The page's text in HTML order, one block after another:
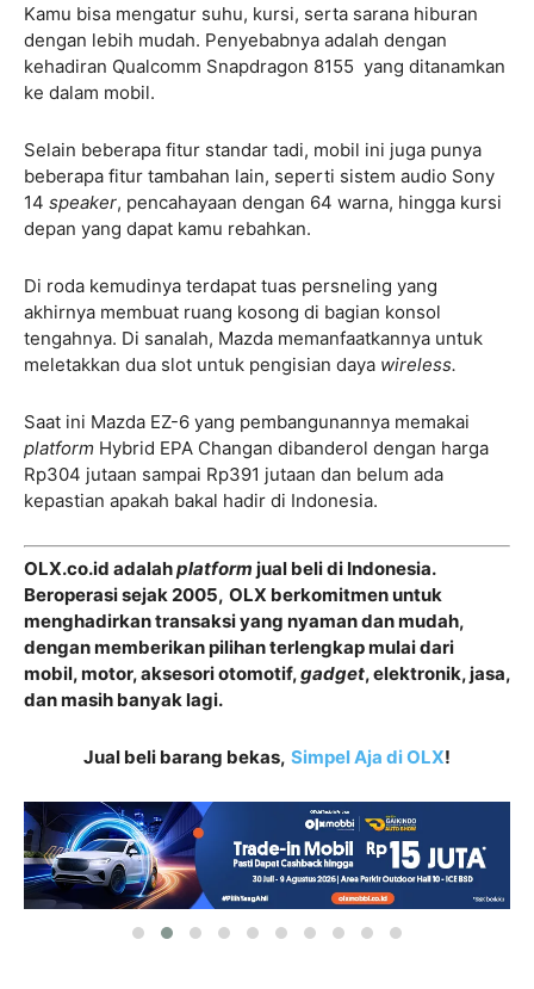
Kamu bisa mengatur suhu, kursi, serta sarana hiburan
dengan lebih mudah. Penyebabnya adalah dengan
kehadiran Qualcomm Snapdragon 8155 yang ditanamkan
ke dalam mobil.
Selain beberapa fitur standar tadi, mobil ini juga punya
beberapa fitur tambahan lain, seperti sistem audio Sony
14 speaker, pencahayaan dengan 64 warna, hingga kursi
depan yang dapat kamu rebahkan.
Di roda kemudinya terdapat tuas persneling yang
akhirnya membuat ruang kosong di bagian konsol
tengahnya. Di sanalah, Mazda memanfaatkannya untuk
meletakkan dua slot untuk pengisian daya wireless.
Saat ini Mazda EZ-6 yang pembangunannya memakai
platform Hybrid EPA Changan dibanderol dengan harga
Rp304 jutaan sampai Rp391 jutaan dan belum ada
kepastian apakah bakal hadir di Indonesia.
OLX.co.id adalahplatform jual beli di Indonesia.
Beroperasi sejak 2005, OLX berkomitmen untuk
menghadirkan transaksi yang nyaman dan mudah,
dengan memberikan pilihan terlengkap mulai dari
mobil, motor, aksesori otomotif,gadget, elektronik, jasa,
dan masih banyak lagi.
Jual beli barang bekas, Simpel Aja di OLX!